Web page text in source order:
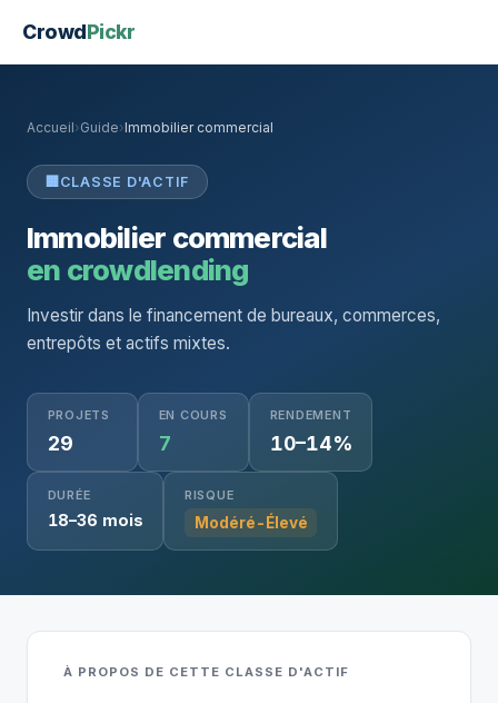
CrowdPickr
Accueil›Guide›Immobilier commercial
CLASSE D'ACTIF
Immobilier commercial
en crowdlending
Investir dans le financement de bureaux, commerces,
entrepôts et actifs mixtes.
PROJETS
29
EN COURS
7
RENDEMENT
10–14%
DURÉE
18–36 mois
RISQUE
Modéré-Élevé
À PROPOS DE CETTE CLASSE D'ACTIF